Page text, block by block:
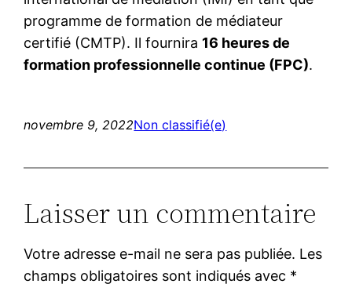
programme de formation de médiateur
certifié (CMTP). Il fournira 16 heures de
formation professionnelle continue (FPC).
novembre 9, 2022Non classifié(e)
Laisser un commentaire
Votre adresse e-mail ne sera pas publiée. Les
champs obligatoires sont indiqués avec *